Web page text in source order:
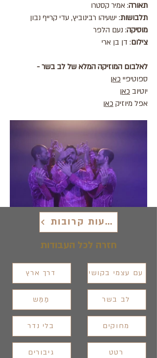
תאורה: אמיר קסטרו
תלבושות: ישעיהו רבינוביץ, עדי קרייף נבון
מוסיקה: נעם הלפר
צילום: דן בן ארי
לאלבום המוזיקה המלא של לב בשר -
ספוטיפיי כאן
יוטיוב כאן
אפל מיוזיק כאן
להופעות קרובות
חזרה לכל העבודות
עם עצמי בקושי
לב בשר
רטט
דרך ארץ
מַמֶּש
בלי נדר
גיבורים